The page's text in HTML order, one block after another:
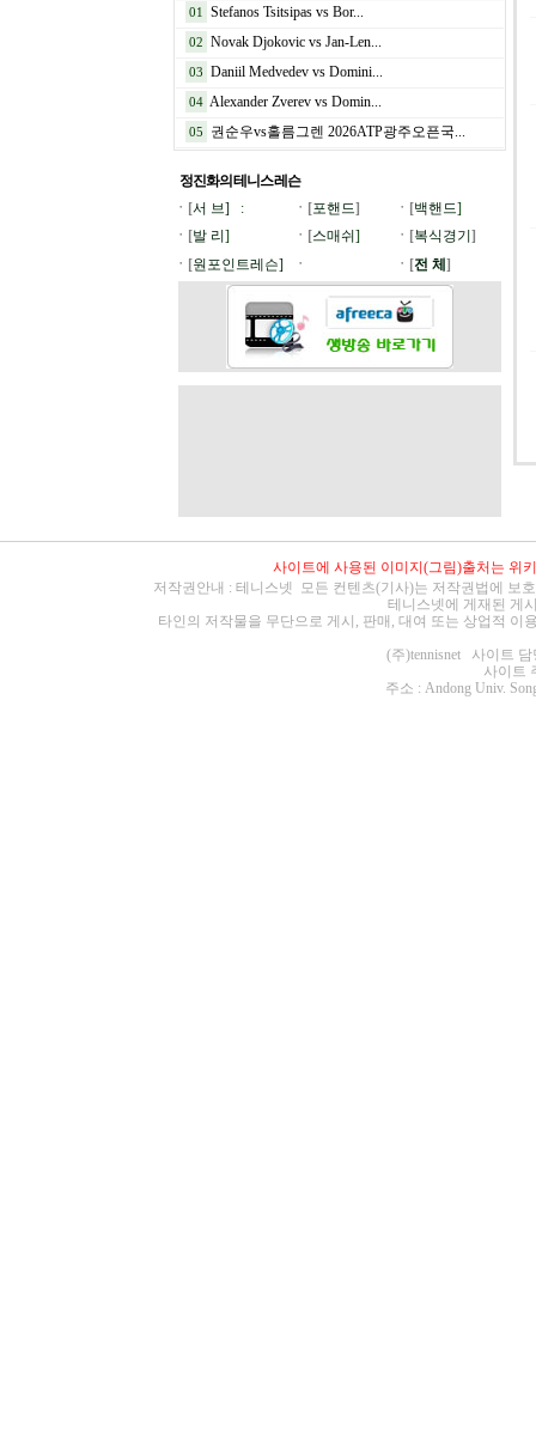
01 Stefanos Tsitsipas vs Bor...
02 Novak Djokovic vs Jan-Len...
03 Daniil Medvedev vs Domini...
04 Alexander Zverev vs Domin...
05 권순우vs홀름그렌 2026ATP광주오픈국...
정진화의 테니스레슨
ㆍ[서 브] : ㆍ[포핸드] ㆍ[백핸드]
ㆍ[발 리 ] ㆍ[스매쉬 ] ㆍ[복식경기 ]
ㆍ[원포인트레슨] ㆍ ㆍ[전 체 ]
사이트에 사용된 이미지(그림)출처는 위
저작권안내 : 테니스넷 모든 컨텐츠(기사)는 저작권법에 보
테니스넷에 게재된 게
타인의 저작물을 무단으로 게시, 판매, 대여 또는 상업적
(주)tennisnet 사이트
사이트
주소 : Andong Univ.